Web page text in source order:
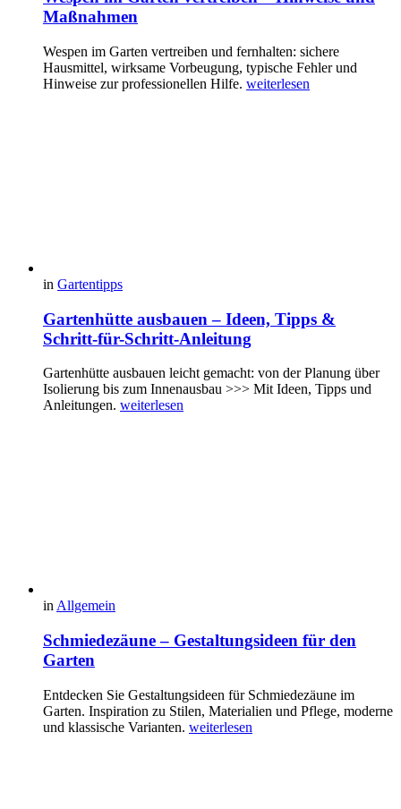
Maßnahmen
Wespen im Garten vertreiben und fernhalten: sichere
Hausmittel, wirksame Vorbeugung, typische Fehler und
Hinweise zur professionellen Hilfe. weiterlesen
in Gartentipps
Gartenhütte ausbauen – Ideen, Tipps &
Schritt-für-Schritt-Anleitung
Gartenhütte ausbauen leicht gemacht: von der Planung über
Isolierung bis zum Innenausbau >>> Mit Ideen, Tipps und
Anleitungen. weiterlesen
inAllgemein
Schmiedezäune – Gestaltungsideen für den
Garten
Entdecken Sie Gestaltungsideen für Schmiedezäune im
Garten. Inspiration zu Stilen, Materialien und Pflege, moderne
und klassische Varianten. weiterlesen